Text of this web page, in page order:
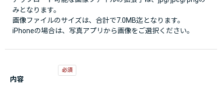
みとなります。
画像ファイルのサイズは、合計で7.0MB迄となります。
iPhoneの場合は、写真アプリから画像をご選択ください。
内容